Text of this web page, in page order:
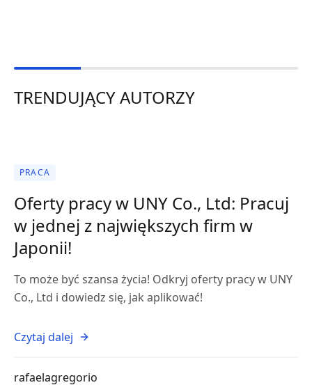
TRENDUJĄCY AUTORZY
PRACA
Oferty pracy w UNY Co., Ltd: Pracuj
w jednej z największych firm w
Japonii!
To może być szansa życia! Odkryj oferty pracy w UNY
Co., Ltd i dowiedz się, jak aplikować!
Czytaj dalej
rafaelagregorio